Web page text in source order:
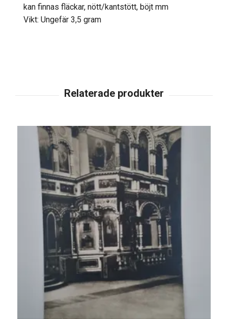
kan finnas fläckar, nött/kantstött, böjt mm
Vikt: Ungefär 3,5 gram